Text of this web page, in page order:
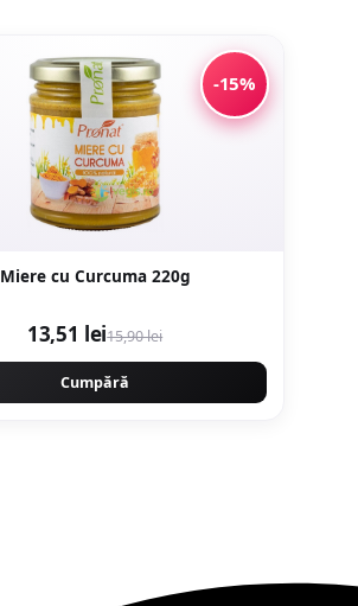
-15%
Miere cu Curcuma 220g
13,51 lei15,90 lei
Cumpără